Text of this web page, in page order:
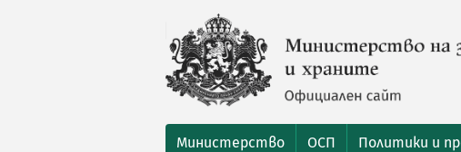
Министерство ОСП Политики и